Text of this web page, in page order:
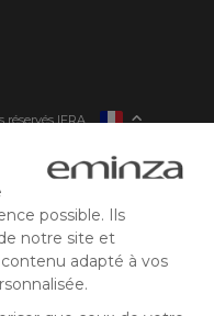
réservés |
ESPAÑA
NEDERLAND
SUISSE
DANMARK
FRA
de la réception ou du
retour de produits et
commande passée avant